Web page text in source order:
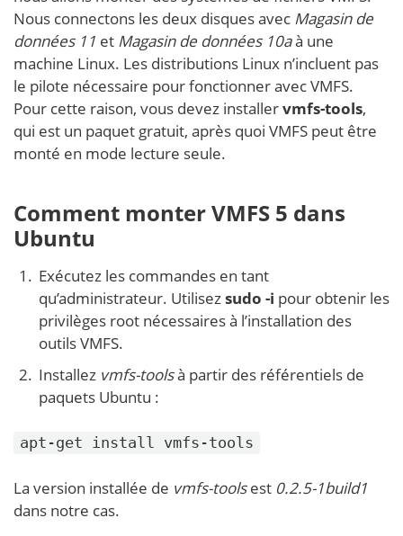
Nous connectons les deux disques avec Magasin de
données 11 et Magasin de données 10aà une
machine Linux. Les distributions Linux n’incluent pas
le pilote nécessaire pour fonctionner avec VMFS.
Pour cette raison, vous devez installervmfs-tools,
qui est un paquet gratuit, après quoi VMFS peut être
monté en mode lecture seule.
Comment monter VMFS 5 dans
Ubuntu
Exécutez les commandes en tant
qu’administrateur. Utilisezsudo -i pour obtenir les
privilèges root nécessaires à l’installation des
outils VMFS.
Installez vmfs-toolsà partir des référentiels de
paquets Ubuntu :
apt-get install vmfs-tools
La version installée de vmfs-toolsest 0.2.5-1build1
dans notre cas.